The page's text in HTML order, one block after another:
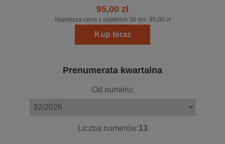
95,00 zł
Najniższa cena z ostatnich 30 dni: 95,00 zł
Kup teraz
Prenumerata kwartalna
Od numeru:
Liczba numerów:13